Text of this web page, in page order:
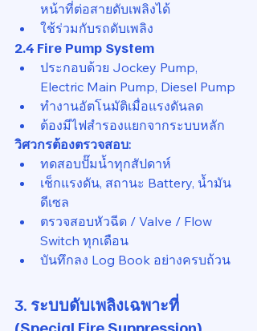
หน้าที่ต่อสายดับเพลิงได้
ใช้ร่วมกับรถดับเพลิง
2.4 Fire Pump System
ประกอบด้วย Jockey Pump,
Electric Main Pump, Diesel Pump
ทำงานอัตโนมัติเมื่อแรงดันลด
ต้องมีไฟสำรองแยกจากระบบหลัก
วิศวกรต้องตรวจสอบ:
ทดสอบปั๊มน้ำทุกสัปดาห์
เช็กแรงดัน, สถานะ Battery, น้ำมัน
ดีเซล
ตรวจสอบหัวฉีด / Valve / Flow
Switch ทุกเดือน
บันทึกลง Log Book อย่างครบถ้วน
3. ระบบดับเพลิงเฉพาะที่